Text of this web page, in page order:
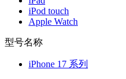
iPod touch
Apple Watch
型号名称
iPhone 17 系列